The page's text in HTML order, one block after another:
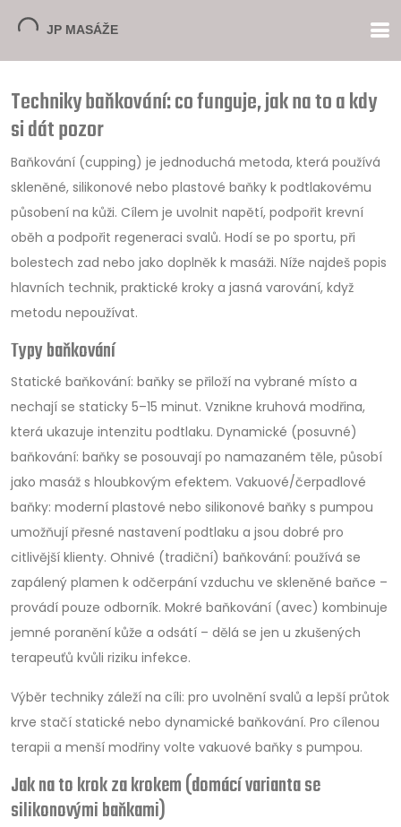
Techniky baňkování: co funguje, jak na to a kdy
si dát pozor
Baňkování (cupping) je jednoduchá metoda, která používá
skleněné, silikonové nebo plastové baňky k podtlakovému
působení na kůži. Cílem je uvolnit napětí, podpořit krevní
oběh a podpořit regeneraci svalů. Hodí se po sportu, při
bolestech zad nebo jako doplněk k masáži. Níže najdeš popis
hlavních technik, praktické kroky a jasná varování, když
metodu nepoužívat.
Typy baňkování
Statické baňkování: baňky se přiloží na vybrané místo a
nechají se staticky 5–15 minut. Vznikne kruhová modřina,
která ukazuje intenzitu podtlaku. Dynamické (posuvné)
baňkování: baňky se posouvají po namazaném těle, působí
jako masáž s hloubkovým efektem. Vakuové/čerpadlové
baňky: moderní plastové nebo silikonové baňky s pumpou
umožňují přesné nastavení podtlaku a jsou dobré pro
citlivější klienty. Ohnivé (tradiční) baňkování: používá se
zapálený plamen k odčerpání vzduchu ve skleněné baňce –
provádí pouze odborník. Mokré baňkování (avec) kombinuje
jemné poranění kůže a odsátí – dělá se jen u zkušených
terapeuťů kvůli riziku infekce.
Výběr techniky záleží na cíli: pro uvolnění svalů a lepší průtok
krve stačí statické nebo dynamické baňkování. Pro cílenou
terapii a menší modřiny volte vakuové baňky s pumpou.
Jak na to krok za krokem (domácí varianta se
silikonovými baňkami)